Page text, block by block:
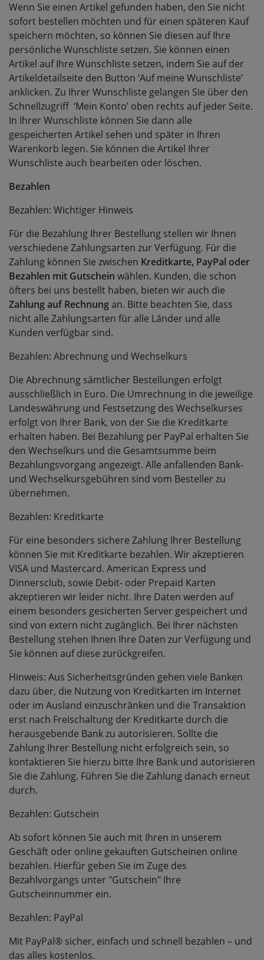
Wenn Sie einen Artikel gefunden haben, den Sie nicht
sofort bestellen möchten und für einen späteren Kauf
speichern möchten, so können Sie diesen auf Ihre
persönliche Wunschliste setzen. Sie können einen
Artikel auf Ihre Wunschliste setzen, indem Sie auf der
Artikeldetailseite den Button ‘Auf meine Wunschliste’
anklicken. Zu Ihrer Wunschliste gelangen Sie über den
Schnellzugriff ‘Mein Konto’ oben rechts auf jeder Seite.
In Ihrer Wunschliste können Sie dann alle
gespeicherten Artikel sehen und später in Ihren
Warenkorb legen. Sie können die Artikel Ihrer
Wunschliste auch bearbeiten oder löschen.
Bezahlen
Bezahlen: Wichtiger Hinweis
Für die Bezahlung Ihrer Bestellung stellen wir Ihnen
verschiedene Zahlungsarten zur Verfügung. Für die
Zahlung können Sie zwischen Kreditkarte, PayPal oder
Bezahlen mit Gutschein wählen. Kunden, die schon
öfters bei uns bestellt haben, bieten wir auch die
Zahlung auf Rechnungan. Bitte beachten Sie, dass
nicht alle Zahlungsarten für alle Länder und alle
Kunden verfügbar sind.
Bezahlen: Abrechnung und Wechselkurs
Die Abrechnung sämtlicher Bestellungen erfolgt
ausschließlich in Euro. Die Umrechnung in die jeweilige
Landeswährung und Festsetzung des Wechselkurses
erfolgt von Ihrer Bank, von der Sie die Kreditkarte
erhalten haben. Bei Bezahlung per PayPal erhalten Sie
den Wechselkurs und die Gesamtsumme beim
Bezahlungsvorgang angezeigt. Alle anfallenden Bank-
und Wechselkursgebühren sind vom Besteller zu
übernehmen.
Bezahlen: Kreditkarte
Für eine besonders sichere Zahlung Ihrer Bestellung
können Sie mit Kreditkarte bezahlen. Wir akzeptieren
VISA und Mastercard. American Express und
Dinnersclub, sowie Debit- oder Prepaid Karten
akzeptieren wir leider nicht. Ihre Daten werden auf
einem besonders gesicherten Server gespeichert und
sind von extern nicht zugänglich. Bei Ihrer nächsten
Bestellung stehen Ihnen Ihre Daten zur Verfügung und
Sie können auf diese zurückgreifen.
Hinweis: Aus Sicherheitsgründen gehen viele Banken
dazu über, die Nutzung von Kreditkarten im Internet
oder im Ausland einzuschränken und die Transaktion
erst nach Freischaltung der Kreditkarte durch die
herausgebende Bank zu autorisieren. Sollte die
Zahlung Ihrer Bestellung nicht erfolgreich sein, so
kontaktieren Sie hierzu bitte Ihre Bank und autorisieren
Sie die Zahlung. Führen Sie die Zahlung danach erneut
durch.
Bezahlen: Gutschein
Ab sofort können Sie auch mit Ihren in unserem
Geschäft oder online gekauften Gutscheinen online
bezahlen. Hierfür geben Sie im Zuge des
Bezahlvorgangs unter "Gutschein" Ihre
Gutscheinnummer ein.
Bezahlen: PayPal
Mit PayPal® sicher, einfach und schnell bezahlen – und
das alles kostenlos.